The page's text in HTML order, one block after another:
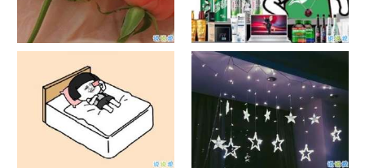
官宣恋爱的说说配图 官宣句子
抖音摆地摊文案 摆地摊的搞笑
说说带图片